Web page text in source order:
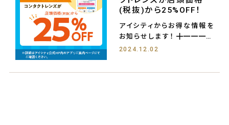
(税抜)から25%OFF！
アイシティからお得な情報を
お知らせします！ ╋━━━━
━━━━━
2024.12.02